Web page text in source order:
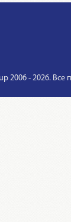
2006 - 2026.